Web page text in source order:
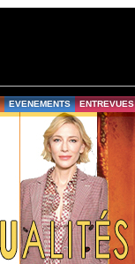
EVENEMENTS ENTREVUES